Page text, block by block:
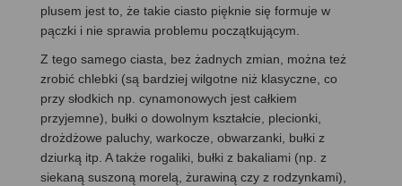
plusem jest to, że takie ciasto pięknie się formuje w
pączki i nie sprawia problemu początkującym.
Z tego samego ciasta, bez żadnych zmian, można też
zrobić chlebki (są bardziej wilgotne niż klasyczne, co
przy słodkich np. cynamonowych jest całkiem
przyjemne), bułki o dowolnym kształcie, plecionki,
drożdżowe paluchy, warkocze, obwarzanki, bułki z
dziurką itp. A także rogaliki, bułki z bakaliami (np. z
siekaną suszoną morelą, żurawiną czy z rodzynkami),